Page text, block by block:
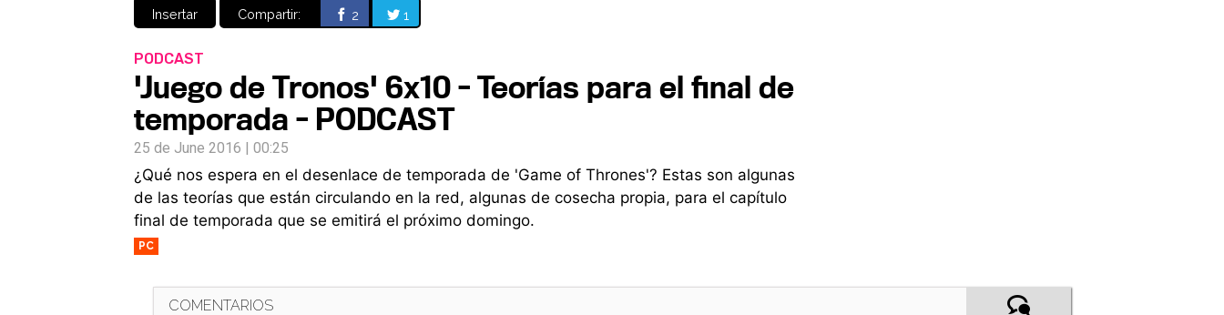
Insertar Compartir: 2 1
PODCAST
'Juego de Tronos' 6x10 - Teorías para el final de
temporada - PODCAST
25 de June 2016 | 00:25
¿Qué nos espera en el desenlace de temporada de 'Game of Thrones'? Estas son algunas
de las teorías que están circulando en la red, algunas de cosecha propia, para el capítulo
final de temporada que se emitirá el próximo domingo.
PC
COMENTARIOS